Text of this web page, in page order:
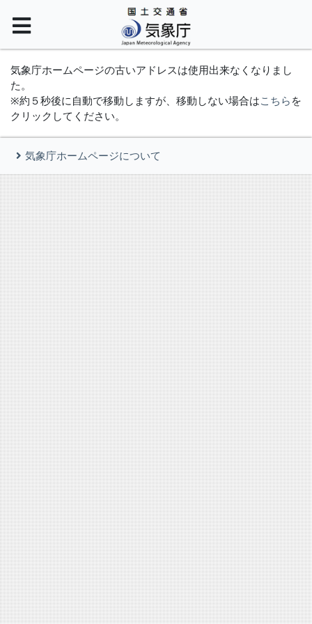
気象庁ホームページの古いアドレスは使用出来なくなりまし
た。
※約５秒後に自動で移動しますが、移動しない場合はこちら を
クリックしてください。
気象庁ホームページについて